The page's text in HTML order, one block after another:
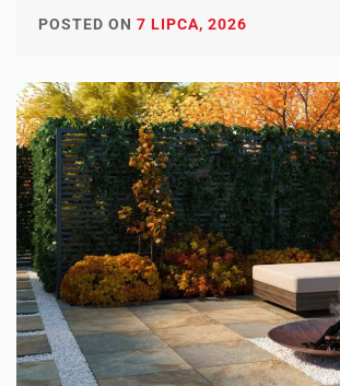
POSTED ON 7 LIPCA, 2026